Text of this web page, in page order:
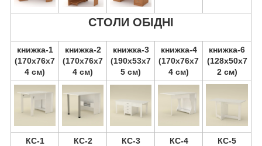
СТОЛИ ОБІДНІ
книжка-1
(170х76х7
4 см)
книжка-2
(170х76х7
4 см)
книжка-3
(190х53х7
5 см)
книжка-4
(170х76х7
4 см)
книжка-6
(128х50х7
2 см)
КС-1
КС-2
КС-3
КС-4
КС-5